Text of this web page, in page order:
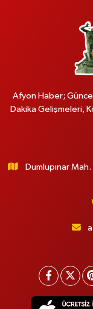
Afyon Haber;
Dakika Gelişmeleri,
Dumlupınar